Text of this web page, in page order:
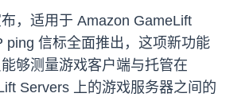
，适用于 Amazon GameLift
ping 信标全面推出，这项新功能
够测量游戏客户端与托管在
Servers 上的游戏服务器之间的